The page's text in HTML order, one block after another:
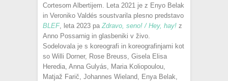
Cortesom Albertijem. Leta 2021 je z Enyo Belak
in Veroniko Valdés soustvarila plesno predstavo
BLEF, leta 2023 pa Zdravo, seno! / Hey, hay! z
Anno Possarnig in glasbeniki v živo.
Sodelovala je s koreografi in koreografinjami kot
so Willi Dorner, Rose Breuss, Gisela Elisa
Heredia, Anna Gulyás, Maria Koliopoulou,
Matjaž Farič, Johannes Wieland, Enya Belak,